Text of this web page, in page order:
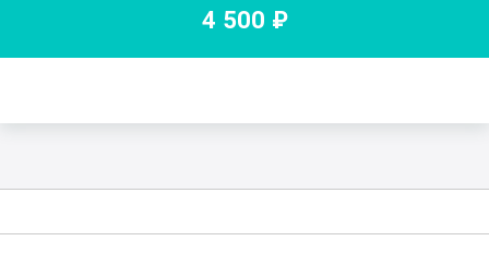
4 500 ₽